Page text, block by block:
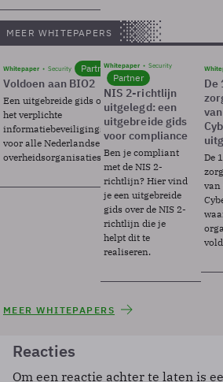
MEER WHITEPAPERS
Whitepaper Security Partner
Voldoen aan BIO2
Een uitgebreide gids over BIO2,
het verplichte
informatiebeveiligingsframework
voor alle Nederlandse
overheidsorganisaties.
Whitepaper Security
Partner
NIS 2-richtlijn
uitgelegd: een
uitgebreide gids
voor compliance
Ben je compliant
met de NIS 2-
richtlijn? Hier vind
je een uitgebreide
gids over de NIS 2-
richtlijn die je
helpt dit te
realiseren.
De
De
van
MEER WHITEPAPERS
Reacties
Om een reactie achter te laten is